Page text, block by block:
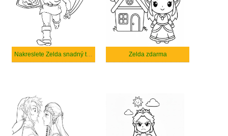
Nakreslete Zelda snadný tisknutelné Zelda zdarma